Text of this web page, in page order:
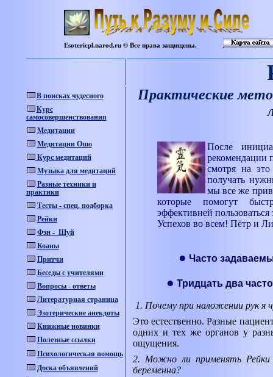
Esotericpl.narod.ru © Все права защищены.
В поисках чудесного
Курс
самосовершенствования
Медитации
Медитации Ошо
Курс медитаций
Музыка для медитаций
Разные техники и
практики
Тесты - спец. подборка
Рейки
Фэн - Шуй
Коаны
Притчи
Беседы с учителями
Вопросы - ответы
Литературная страница
Эзотерические анекдоты
Книжные новинки
Полезные ссылки
Психологическая помощь
Доска объявлений
Практические
После
рекомендации
смотря на
получать
мы все же
которые помогут
эффективней
Успехов во всем! Пётр и
● Часто
● Тридцать два
1. Почему при наложении рук я
Это естественно. Разные
одних и тех же органов у
ощущения.
2. Можно ли применять Рейки
беременна?